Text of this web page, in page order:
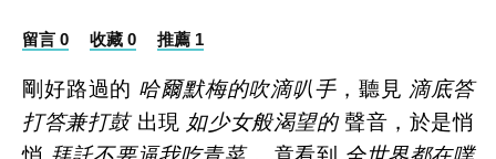
留言 0 收藏 0 推薦 1
剛好路過的 哈爾默梅的吹滴叭手，聽見 滴底答
打答兼打鼓出現 如少女般渴望的聲音，於是悄